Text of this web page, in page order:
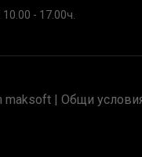
- 17.00ч.
| Общи